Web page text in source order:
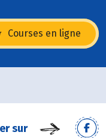
Courses en ligne
une nouvelle
sur